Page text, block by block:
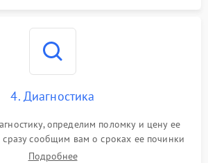
4. Диагностика
определим поломку и цену ее
сразу сообщим вам о сроках ее починки
Подробнее